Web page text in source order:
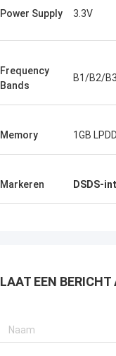
Power Supply 3.3V
Frequency
Bands
B1/B2/
Memory 1GB
Markeren DSDS-
LAAT EEN BERICHT